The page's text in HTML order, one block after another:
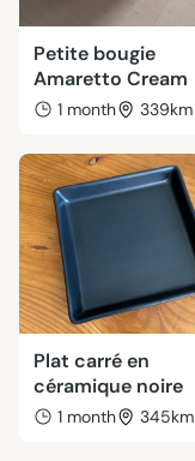
Petite bougie
Amaretto Cream
1 month 339km
Plat carré en
céramique noire
1 month 345km